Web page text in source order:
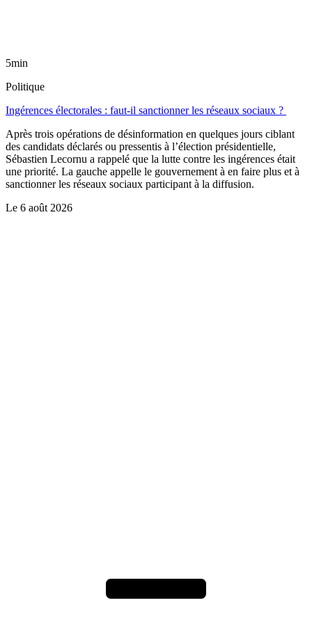
5min
Politique
Ingérences électorales : faut-il sanctionner les réseaux sociaux ?
Après trois opérations de désinformation en quelques jours ciblant
des candidats déclarés ou pressentis à l’élection présidentielle,
Sébastien Lecornu a rappelé que la lutte contre les ingérences était
une priorité. La gauche appelle le gouvernement à en faire plus et à
sanctionner les réseaux sociaux participant à la diffusion.
Le 6 août 2026